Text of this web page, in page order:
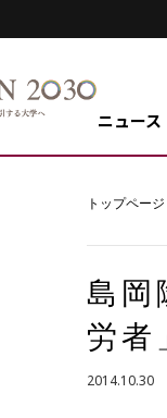
ニュース
トップページ
島岡
労者
2014.10.30